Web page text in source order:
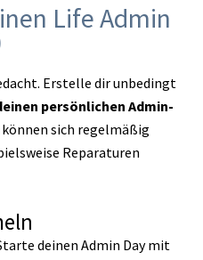
Life Admin
Erstelle dir unbedingt
persönlichen Admin-
können sich regelmäßig
Reparaturen
deinen Admin Day mit